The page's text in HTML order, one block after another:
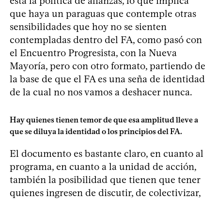
que haya un paraguas que contemple otras
sensibilidades que hoy no se sienten
contempladas dentro del FA, como pasó con
el Encuentro Progresista, con la Nueva
Mayoría, pero con otro formato, partiendo de
la base de que el FA es una seña de identidad
de la cual no nos vamos a deshacer nunca.
Hay quienes tienen temor de que esa amplitud lleve a
que se diluya la identidad o los principios del FA.
El documento es bastante claro, en cuanto al
programa, en cuanto a la unidad de acción,
también la posibilidad que tienen que tener
quienes ingresen de discutir, de colectivizar,